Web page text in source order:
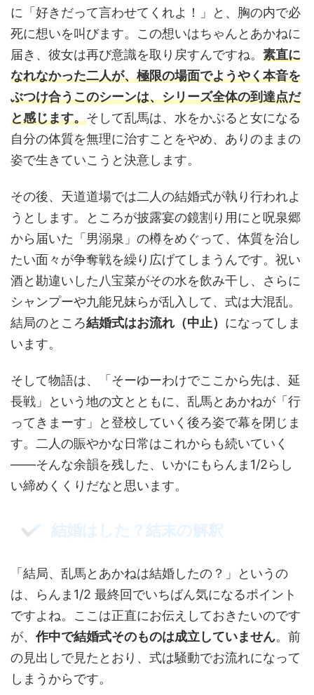
に「好きだって言わせてくれよ！」と、胸の内で必
死に想いを叫びます。この想いはちゃんとあかねに
届き、彼女は再び意識を取り戻すんですね。 素直に
なれなかった二人が、極限の場面でようやく本音を
ぶつけ合うこのシーンは、シリーズ全体の到達点だ
と感じます。そして乱馬は、水をかぶると女になる
自分の体質を無理に治すことをやめ、ありのままの
姿で生きていこうと決意します。
その後、天道道場では二人の結婚式が執り行われよ
うとします。ところが披露宴の鏡割り用にと呪泉郷
から届いた「男溺泉」の樽をめぐって、体質を治し
たい面々が争奪戦を繰り広げてしまうんです。祝い
酒と勘違いした八宝菜がその水を飲み干し、さらに
シャンプーや九能兄妹らが乱入して、式は大混乱。
結局のところ結婚式はお流れ（中止） になってしま
います。
そして物語は、「そーゆーわけでここから先は、延
長戦」という地の文とともに、乱馬とあかねが「行
ってきまーす」と登校していく後ろ姿で幕を閉じま
す。二人の賑やかな日常はこれからも続いていく
——そんな余韻を残した、いかにもらんま1/2らし
い締めくくりだなと思います。
結婚はした？結末の解釈
「結局、乱馬とあかねは結婚したの？」というの
は、らんま1/2 最終回でいちばん気になるポイント
ですよね。ここは正直にお伝えしておきたいのです
が、 作中で結婚式そのものは成立していません。前
の見出しで見たとおり、式は騒動でお流れになって
しまうからです。